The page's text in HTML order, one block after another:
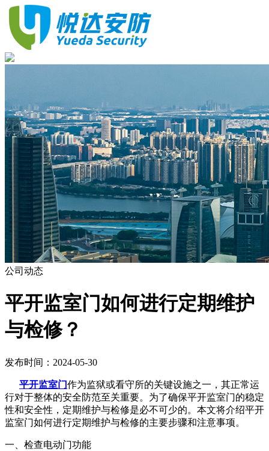
公司动态
平开监室门如何进行定期维护
与检修？
发布时间：2024-05-30
平开监室门作为监狱或看守所的关键设施之一，其正常运
行对于整体的安全防范至关重要。为了确保平开监室门的稳定
性和安全性，定期维护与检修是必不可少的。本文将介绍平开
监室门如何进行定期维护与检修的主要步骤和注意事项。
一、检查电动门功能